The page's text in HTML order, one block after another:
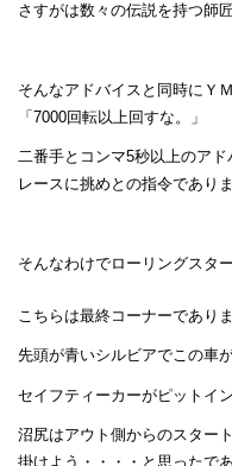
さすがは数々の伝説を持つ師匠
そんなアドバイスと同時にＹ
「7000回転以上回すな。」
二番手とコンマ5秒以上のア
レースに挑めとの指令でありま
そんなわけでローリングスタ
こちらは最終コーナーであり
先頭が青いシルビアでこの車
セイフティーカーがピットイ
沼尻はアウト側からのスター
掛けよう・・・・と思ったで